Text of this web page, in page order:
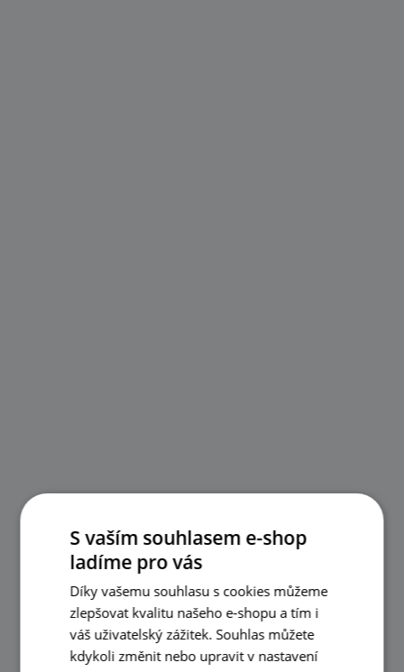
S vaším souhlasem e-shop
ladíme pro vás
Díky vašemu souhlasu s cookies můžeme
zlepšovat kvalitu našeho e-shopu a tím i
váš uživatelský zážitek. Souhlas můžete
kdykoli změnit nebo upravit v nastavení